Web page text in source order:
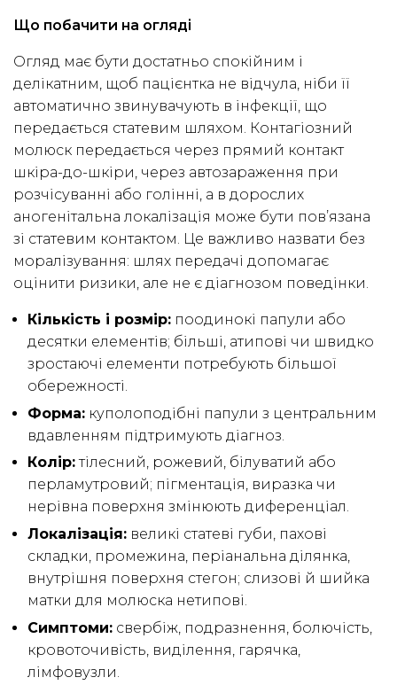
Що побачити на огляді
Огляд має бути достатньо спокійним і
делікатним, щоб пацієнтка не відчула, ніби її
автоматично звинувачують в інфекції, що
передається статевим шляхом. Контагіозний
молюск передається через прямий контакт
шкіра-до-шкіри, через автозараження при
розчісуванні або голінні, а в дорослих
аногенітальна локалізація може бути пов’язана
зі статевим контактом. Це важливо назвати без
моралізування: шлях передачі допомагає
оцінити ризики, але не є діагнозом поведінки.
Кількість і розмір: поодинокі папули або
десятки елементів; більші, атипові чи швидко
зростаючі елементи потребують більшої
обережності.
Форма: куполоподібні папули з центральним
вдавленням підтримують діагноз.
Колір:тілесний, рожевий, білуватий або
перламутровий; пігментація, виразка чи
нерівна поверхня змінюють диференціал.
Локалізація: великі статеві губи, пахові
складки, промежина, періанальна ділянка,
внутрішня поверхня стегон; слизові й шийка
матки для молюска нетипові.
Симптоми: свербіж, подразнення, болючість,
кровоточивість, виділення, гарячка,
лімфовузли.